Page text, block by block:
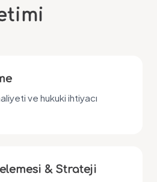
ve hukuki ihtiyacı
& Strateji